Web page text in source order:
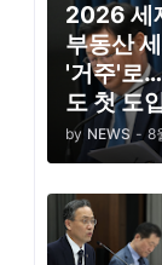
2026 세
부동산
'거주'로
도 첫 도
by NEWS - 8